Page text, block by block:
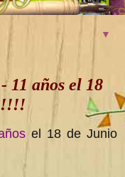
▼
11 años el 18
el 18 de Junio